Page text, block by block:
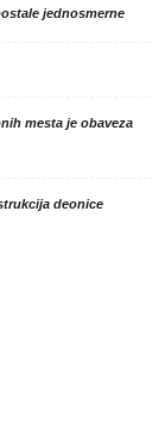
jednosmerne
mesta je obaveza
deonice